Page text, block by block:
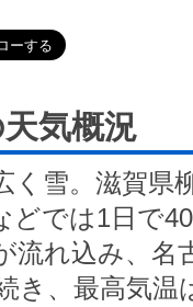
気概況
く雪。滋賀県
どでは1日で
流れ込み、名
き、最高気温